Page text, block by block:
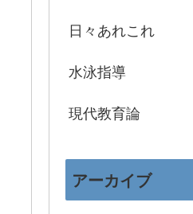
日々あれこれ
水泳指導
現代教育論
アーカイブ